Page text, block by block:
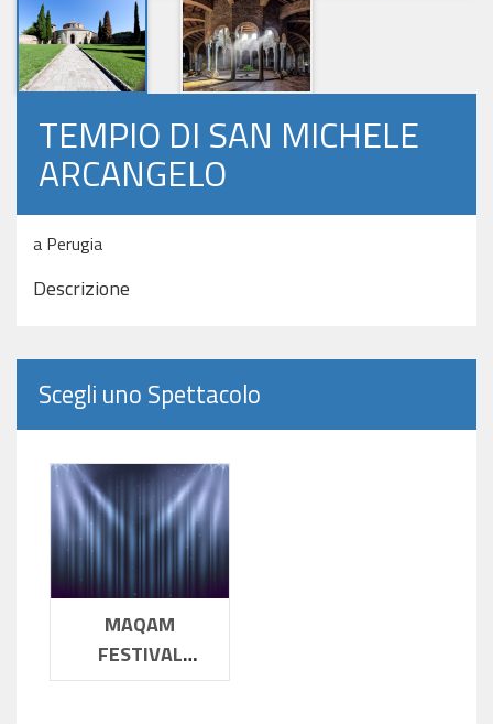
TEMPIO DI SAN MICHELE
ARCANGELO
a Perugia
Descrizione
Scegli uno Spettacolo
MAQAM
FESTIVAL
ENSEMBLE